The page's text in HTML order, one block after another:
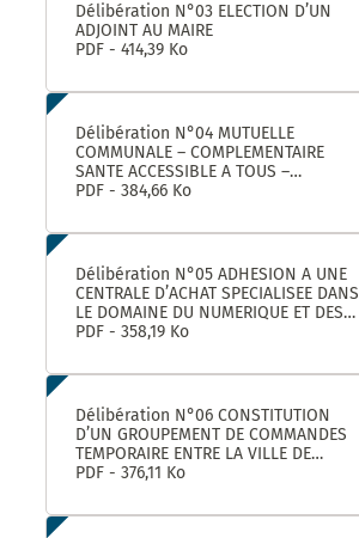
Délibération N°03 ELECTION D’UN
ADJOINT AU MAIRE
PDF - 414,39 Ko
Délibération N°04 MUTUELLE
COMMUNALE – COMPLEMENTAIRE
SANTE ACCESSIBLE A TOUS –
CONVENTION DE PARTENARIAT AVEC
APPROBATION ET AUTORISATION DE
PDF - 384,66 Ko
Délibération N°05 ADHESION A UNE
CENTRALE D’ACHAT SPECIALISEE DANS
LE DOMAINE DU NUMERIQUE ET DES
TELECOMS DENOMMEE « CANUT »
PDF - 358,19 Ko
Délibération N°06 CONSTITUTION
D’UN GROUPEMENT DE COMMANDES
TEMPORAIRE ENTRE LA VILLE DE
MONTPELLIER, LA COMMUNE DE
AUTRES ACHETEURS PUBLICS POUR
PDF - 376,11 Ko